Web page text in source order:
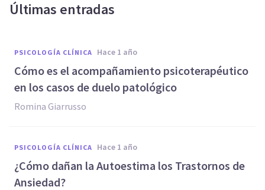
Últimas entradas
PSICOLOGÍA CLÍNICA hace 1 año
Cómo es el acompañamiento psicoterapéutico
en los casos de duelo patológico
Romina Giarrusso
PSICOLOGÍA CLÍNICA hace 1 año
¿Cómo dañan la Autoestima los Trastornos de
Ansiedad?